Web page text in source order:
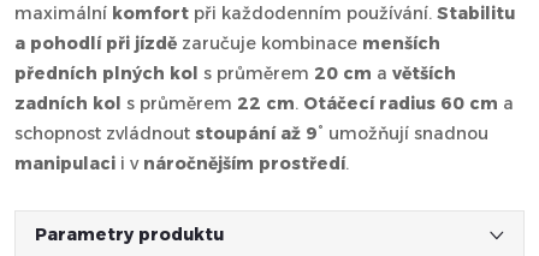
maximální komfort při každodenním používání. Stabilitu
a pohodlí při jízdě zaručuje kombinace menších
předních plných kol s průměrem 20 cm a větších
zadních kol s průměrem 22 cm. Otáčecí radius 60 cm a
schopnost zvládnout stoupání až 9° umožňují snadnou
manipulaci i v náročnějším prostředí.
Parametry produktu